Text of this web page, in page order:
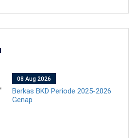
08 Aug 2026
Berkas BKD Periode 2025-2026
Genap